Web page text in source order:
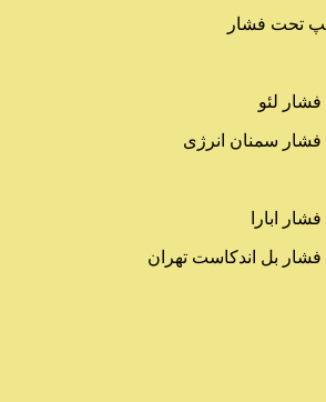
تحت فشار
لئو
سمنان انرژی
ابارا
بل اندکاست تهران